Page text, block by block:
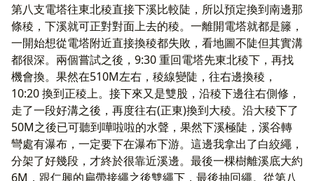
第八支電塔往東北稜直接下溪比較陡，所以預定換到南邊那
條稜，下溪就可正對對面上去的稜。一離開電塔就都是籐，
一開始想從電塔附近直接換稜都失敗，看地圖不陡但其實溝
都很深。兩個嘗試之後，9:30 重回電塔先東北稜下，再找
機會換。果然在510M左右，稜線變陡，往右邊換稜，
10:20 換到正稜上。接下來又是雙股，沿稜下邊往右側修，
走了一段好溝之後，再度往右(正東)換到大稜。沿大稜下了
50M之後已可聽到嘩啦啦的水聲，果然下溪極陡，溪谷轉
彎處有瀑布，一定要下在瀑布下游。這邊我拿出了白絞繩，
分架了好幾段，才終於很靠近溪邊。最後一棵樹離溪底大約
6M，跟仁興的扁帶接繩之後雙繩下，最後抽回繩。從第八